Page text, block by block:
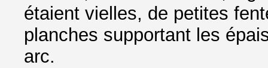
étaient vielles, de petites
planches supportant les
arc.